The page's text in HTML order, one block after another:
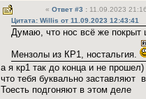
« Ответ #3 : 11.09.2023
Цитата: Willis от 11.09.2023 12:43:41
Думаю, что нос всё же покрыт
Мензолы из КР1, ностальгия.
а я кр1 так до конца и не
что тебя буквально заставляют
Тоесть подгоняют в этом деле